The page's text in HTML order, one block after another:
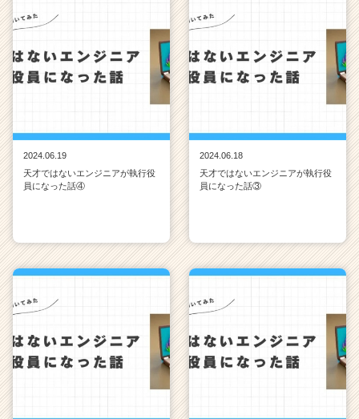
2024.06.19
天才ではないエンジニアが執行役
員になった話④
2024.06.18
天才ではないエンジニアが執行役
員になった話③